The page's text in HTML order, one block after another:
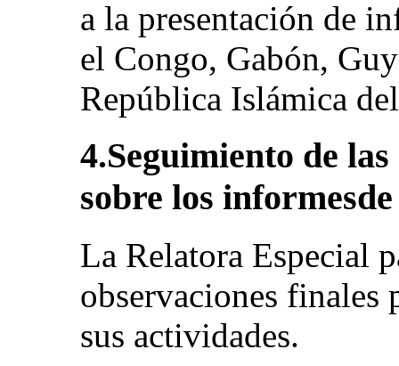
a la presentación de
el Congo, Gabón,
República Islámica
4.Seguimiento de
sobre los
La Relatora Especial
observaciones finales
sus actividades.